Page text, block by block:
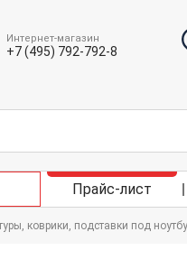
Интернет-магазин
+7 (495) 792-792-8
Прайс-лист
коврики, подставки под